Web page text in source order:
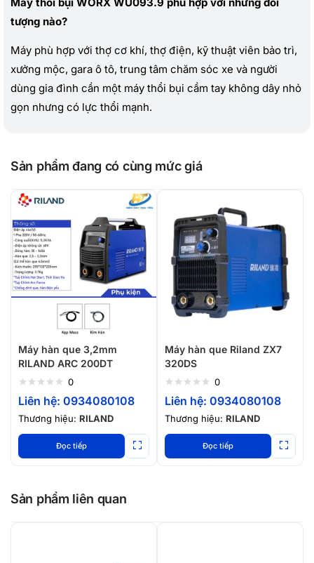
tượng nào?
Máy phù hợp với thợ cơ khí, thợ điện, kỹ thuật viên bảo trì,
xưởng mộc, gara ô tô, trung tâm chăm sóc xe và người
dùng gia đình cần một máy thổi bụi cầm tay không dây nhỏ
gọn nhưng có lực thổi mạnh.
Sản phẩm đang có cùng mức giá
Máy hàn que 3,2mm
RILAND ARC 200DT
0
Liên hệ: 0934080108
Thương hiệu: RILAND
Đọc tiếp
Máy hàn que Riland ZX7
320DS
0
Liên hệ: 0934080108
Thương hiệu: RILAND
Đọc tiếp
Sản phẩm liên quan